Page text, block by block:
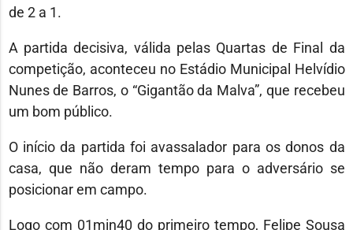
de 2 a 1.
A partida decisiva, válida pelas Quartas de Final da
competição, aconteceu no Estádio Municipal Helvídio
Nunes de Barros, o “Gigantão da Malva”, que recebeu
um bom público.
O início da partida foi avassalador para os donos da
casa, que não deram tempo para o adversário se
posicionar em campo.
Logo com 01min40 do primeiro tempo, Felipe Sousa